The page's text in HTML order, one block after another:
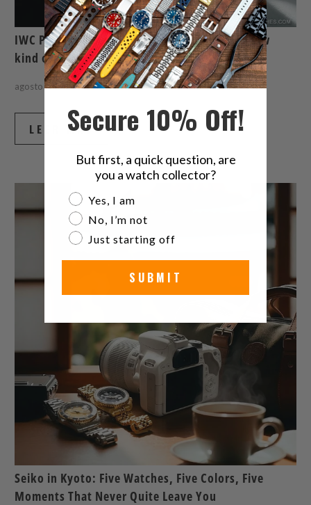
IWC Pilots Venturer Vertical Drive, a whole new
kind of space exploration watch
agosto 06, 2026 6 min leer
LEER MÁS
Seiko in Kyoto: Five Watches, Five Colors, Five
Moments That Never Quite Leave You
Secure 10% Off!
But first, a quick question, are
you a watch collector?
Are you a watch collector?
Yes, I am
No, I’m not
Just starting off
SUBMIT